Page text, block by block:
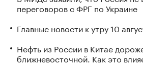
переговоров с ФРГ по Украине
Главные новости к утру 10
Нефть из России в Китае
ближневосточной. Как это